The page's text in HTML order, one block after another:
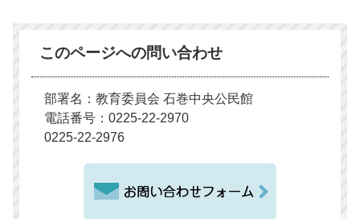
このページへの問い合わせ
部署名：教育委員会 石巻中央公民館
電話番号：0225-22-2970
0225-22-2976